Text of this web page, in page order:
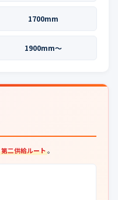
1700mm
1900mm〜
第二供給ルート。